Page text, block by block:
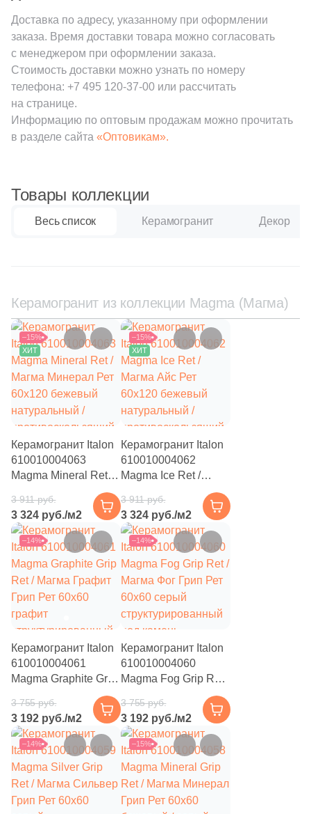
Материал
Керамическая
Из керамогранита
Из красной глины
Grespania (4)
Halcon ( )
Heralgi (9 )
ITT Ceramica (3)
Ibero (113)
Imola Ceramica (13)
Isla (1)
Keraben (3)
Kerama Marazzi (1688)
Keramika Modus ( 4
Keramin (30)
Keratile (3
Keros Ceramica (
LASSELSBERGER CERAMICS (146)
La Fenice ( )
La Platera (1)
Laparet (371)
Living Ceramics (
Lotus (7)
)
Mainzu (
Mallol (6)
Marble Mosaic (1)
Marca Corona (
Marmocer (2)
Доставка по адресу, указанному при оформлении
заказа. Время доставки товара можно согласовать
с менеджером при оформлении заказа.
Стоимость доставки можно узнать по номеру
телефона: +7 495 120-37-00 или рассчитать
на странице.
Информацию по оптовым продажам можно прочитать
в разделе сайта «Оптовикам».
Товары коллекции
Весь список Керамогранит Декор
Керамогранит из коллекции Magma (Магма)
–15%
ХИТ
Керамогранит Italon
610010004063
Magma Mineral Ret /
Магма Минерал Рет
60x120 бежевый
натуральный /
противоскользящий
под камень
3 911 руб.
3 324 руб./м2
–15%
ХИТ
Керамогранит Italon
610010004062
Magma Ice Ret /
60x120 бежевый
натуральный /
противоскользящий
под камень
3 911 руб.
3 324 руб./м2
–14%
Керамогранит Italon
610010004061
Magma Graphite Grip
Ret / Магма Графит
Грип Рет 60x60
графит
структурированный
под камень
3 755 руб.
3 192 руб./м2
–14%
Керамогранит Italon
610010004060
Magma Fog Grip Ret /
Магма Фог Грип Рет
60x60 серый
структурированный
под камень
3 755 руб.
3 192 руб./м2
–14% –15%